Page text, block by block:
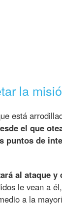
la
está
el que
puntos de
al ataque
le vean a
a la